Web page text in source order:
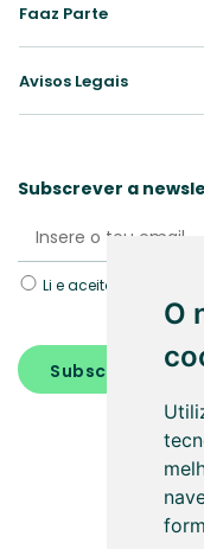
O
Faaz Parte
Avisos Legais
Subscrever a
Li e aceito a Política de
Subscrever